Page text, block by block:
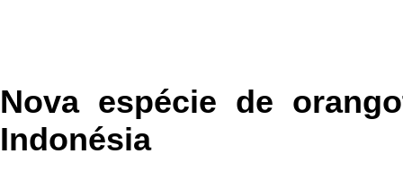
Nova espécie de
Indonésia